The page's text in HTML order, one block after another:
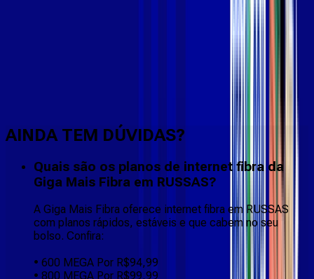
AINDA TEM DÚVIDAS?
Quais são os planos de internet fibra da
Giga Mais Fibra em RUSSAS?
A Giga Mais Fibra oferece internet fibra em RUSSAS
com planos rápidos, estáveis e que cabem no seu
bolso. Confira:
• 600 MEGA Por R$94,99
• 800 MEGA Por R$99,99